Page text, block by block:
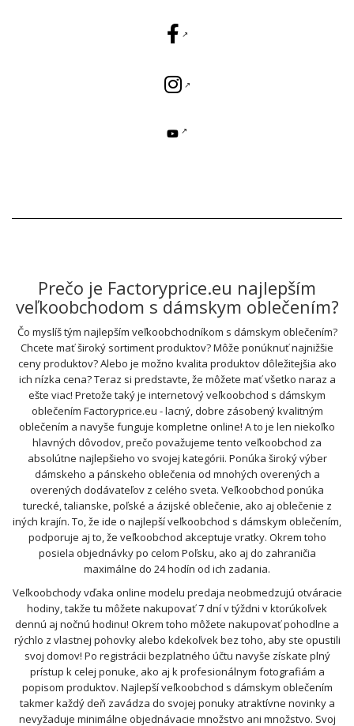
Prečo je Factoryprice.eu najlepším
veľkoobchodom s dámskym oblečením?
Čo myslíš tým najlepším veľkoobchodníkom s dámskym oblečením?
Chcete mať široký sortiment produktov? Môže ponúknuť najnižšie
ceny produktov? Alebo je možno kvalita produktov dôležitejšia ako
ich nízka cena? Teraz si predstavte, že môžete mať všetko naraz a
ešte viac! Pretože taký je internetový veľkoobchod s dámskym
oblečením Factoryprice.eu - lacný, dobre zásobený kvalitným
oblečením a navyše funguje kompletne online! A to je len niekoľko
hlavných dôvodov, prečo považujeme tento veľkoobchod za
absolútne najlepšieho vo svojej kategórii. Ponúka široký výber
dámskeho a pánskeho oblečenia od mnohých overených a
overených dodávateľov z celého sveta. Veľkoobchod ponúka
turecké, talianske, poľské a ázijské oblečenie, ako aj oblečenie z
iných krajín. To, že ide o najlepší veľkoobchod s dámskym oblečením,
podporuje aj to, že veľkoobchod akceptuje vratky. Okrem toho
posiela objednávky po celom Poľsku, ako aj do zahraničia
maximálne do 24 hodín od ich zadania.
Veľkoobchody vďaka online modelu predaja neobmedzujú otváracie
hodiny, takže tu môžete nakupovať 7 dní v týždni v ktorúkoľvek
dennú aj nočnú hodinu! Okrem toho môžete nakupovať pohodlne a
rýchlo z vlastnej pohovky alebo kdekoľvek bez toho, aby ste opustili
svoj domov! Po registrácii bezplatného účtu navyše získate plný
prístup k celej ponuke, ako aj k profesionálnym fotografiám a
popisom produktov. Najlepší veľkoobchod s dámskym oblečením
takmer každý deň zavádza do svojej ponuky atraktívne novinky a
nevyžaduje minimálne objednávacie množstvo ani množstvo. Svoj